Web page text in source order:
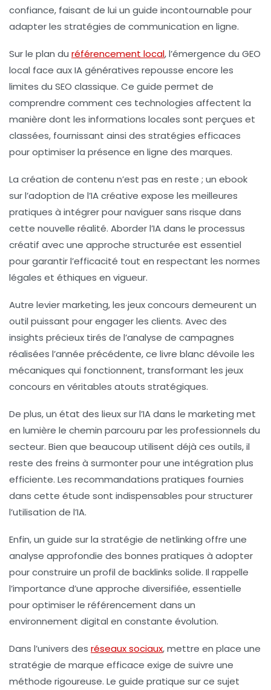
confiance, faisant de lui un guide incontournable pour
adapter les stratégies de communication en ligne.
Sur le plan du référencement local, l’émergence du GEO
local face aux IA génératives repousse encore les
limites du SEO classique. Ce guide permet de
comprendre comment ces technologies affectent la
manière dont les informations locales sont perçues et
classées, fournissant ainsi des stratégies efficaces
pour optimiser la présence en ligne des marques.
La création de contenu n’est pas en reste ; un ebook
sur l’adoption de l’IA créative expose les meilleures
pratiques à intégrer pour naviguer sans risque dans
cette nouvelle réalité. Aborder l’IA dans le processus
créatif avec une approche structurée est essentiel
pour garantir l’efficacité tout en respectant les normes
légales et éthiques en vigueur.
Autre levier marketing,les jeux concours demeurent un
outil puissant pour engager les clients. Avec des
insights précieux tirés de l’analyse de campagnes
réalisées l’année précédente, ce livre blanc dévoile les
mécaniques qui fonctionnent, transformant les jeux
concours en véritables atouts stratégiques.
De plus, un état des lieux sur l’IA dans le marketing met
en lumière le chemin parcouru par les professionnels du
secteur. Bien que beaucoup utilisent déjà ces outils, il
reste des freins à surmonter pour une intégration plus
efficiente. Les recommandations pratiques fournies
dans cette étude sont indispensables pour structurer
l’utilisation de l’IA.
Enfin, un guide sur la stratégie de netlinking offre une
analyse approfondie des bonnes pratiques à adopter
pour construire un profil de backlinks solide. Il rappelle
l’importance d’une approche diversifiée, essentielle
pour optimiser le référencement dans un
environnement digital en constante évolution.
Dans l’univers des réseaux sociaux, mettre en place une
stratégie de marque efficace exige de suivre une
méthode rigoureuse. Le guide pratique sur ce sujet